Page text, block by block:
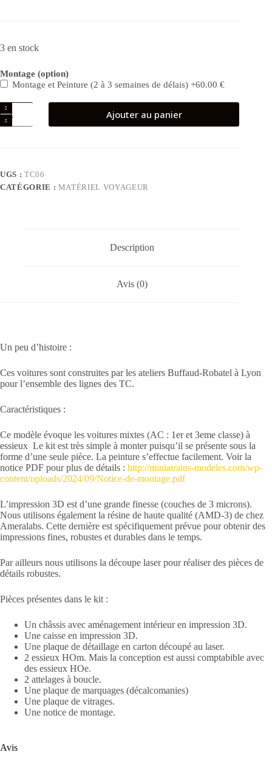
3 en stock
Montage (option)
Montage et Peinture (2 à 3 semaines de délais) +60.00 €
quantité
de
HOm
essieux
mixte
Ajouter au panier
UGS : TC06
CATÉGORIE : MATÉRIEL VOYAGEUR
Description
Avis (0)
Un peu d’histoire :
Ces voitures sont construites par les ateliers Buffaud-Robatel à Lyon
pour l’ensemble des lignes des TC.
Caractéristiques :
Ce modèle évoque les voitures mixtes (AC : 1er et 3eme classe) à
essieux Le kit est très simple à monter puisqu’il se présente sous la
forme d’une seule pièce. La peinture s’effectue facilement. Voir la
notice PDF pour plus de détails : http://miniatrains-modeles.com/wp-
content/uploads/2024/09/Notice-de-montage.pdf
L’impression 3D est d’une grande finesse (couches de 3 microns).
Nous utilisons également la résine de haute qualité (AMD-3) de chez
Ameralabs. Cette dernière est spécifiquement prévue pour obtenir des
impressions fines, robustes et durables dans le temps.
Par ailleurs nous utilisons la découpe laser pour réaliser des pièces de
détails robustes.
Pièces présentes dans le kit :
Un châssis avec aménagement intérieur en impression 3D.
Une caisse en impression 3D.
Une plaque de détaillage en carton découpé au laser.
2 essieux HOm. Mais la conception est aussi comptabible avec
des essieux HOe.
2 attelages à boucle.
Une plaque de marquages (décalcomanies)
Une plaque de vitrages.
Une notice de montage.
Avis